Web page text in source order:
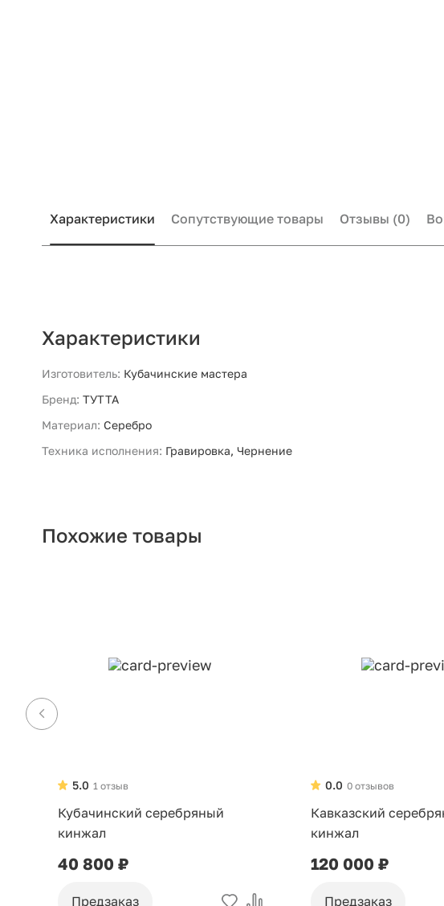
Характеристики Сопутствующие товары Отзывы (0)
Характеристики
Изготовитель: Кубачинские мастера
Бренд: ТУТТА
Материал: Серебро
Техника исполнения: Гравировка, Чернение
Похожие товары
1 отзыв
5.0
Кубачинский серебряный
кинжал
40 800 ₽
Предзаказ
0 отзывов
0.0
Кавказский
кинжал
120 000 ₽
Предзаказ